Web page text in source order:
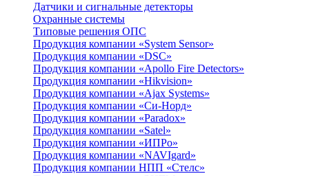
Датчики и сигнальные детекторы
Охранные системы
Типовые решения ОПС
Продукция компании «System Sensor»
Продукция компании «DSC»
Продукция компании «Apollo Fire Detectors»
Продукция компании «Hikvision»
Продукция компании «Ajax Systems»
Продукция компании «Си-Норд»
Продукция компании «Paradox»
Продукция компании «Satel»
Продукция компании «ИПРо»
Продукция компании «NAVIgard»
Продукция компании НПП «Стелс»